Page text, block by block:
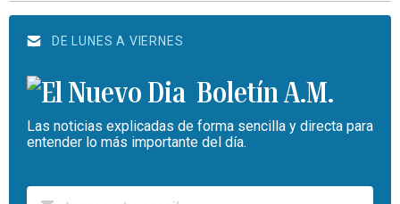
DE LUNES A VIERNES
Boletín A.M.
Las noticias explicadas de forma sencilla y directa para
entender lo más importante del día.